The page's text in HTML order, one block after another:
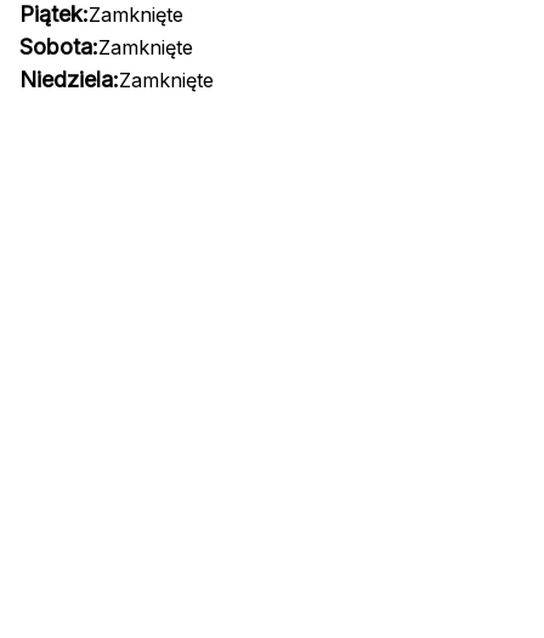
Piątek:Zamknięte
Sobota:Zamknięte
Niedziela:Zamknięte